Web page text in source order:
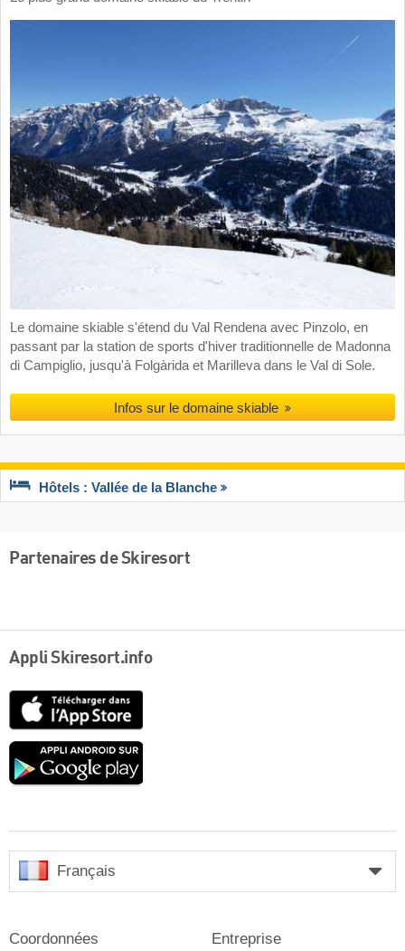
Le domaine skiable s'étend du Val Rendena avec Pinzolo, en
passant par la station de sports d'hiver traditionnelle de Madonna
di Campiglio, jusqu'à Folgàrida et Marilleva dans le Val di Sole.
Infos sur le domaine skiable
Hôtels : Vallée de la Blanche
Partenaires de Skiresort
Appli Skiresort.info
Google
Français
Coordonnées Entreprise